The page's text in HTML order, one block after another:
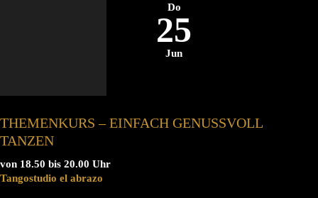
Do
25
Jun
THEMENKURS – EINFACH GENUSSVOLL
TANZEN
von 18.50 bis 20.00 Uhr
Tangostudio el abrazo